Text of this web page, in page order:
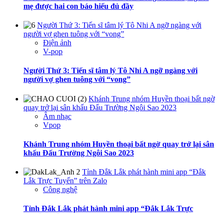
mẹ được hai con báo hiếu đủ đầy
Người Thứ 3: Tiến sĩ tâm lý Tô Nhi A ngỡ ngàng với
người vợ ghen tuông với “vong”
Điện ảnh
V-pop
Người Thứ 3: Tiến sĩ tâm lý Tô Nhi A ngỡ ngàng với
người vợ ghen tuông với “vong”
Khánh Trung nhóm Huyền thoại bất ngờ
quay trở lại sân khấu Đấu Trường Ngôi Sao 2023
Âm nhạc
Vpop
Khánh Trung nhóm Huyền thoại bất ngờ quay trở lại sân
khấu Đấu Trường Ngôi Sao 2023
Tỉnh Đắk Lắk phát hành mini app “Đắk
Lắk Trực Tuyến” trên Zalo
Công nghệ
Tỉnh Đắk Lắk phát hành mini app “Đắk Lắk Trực